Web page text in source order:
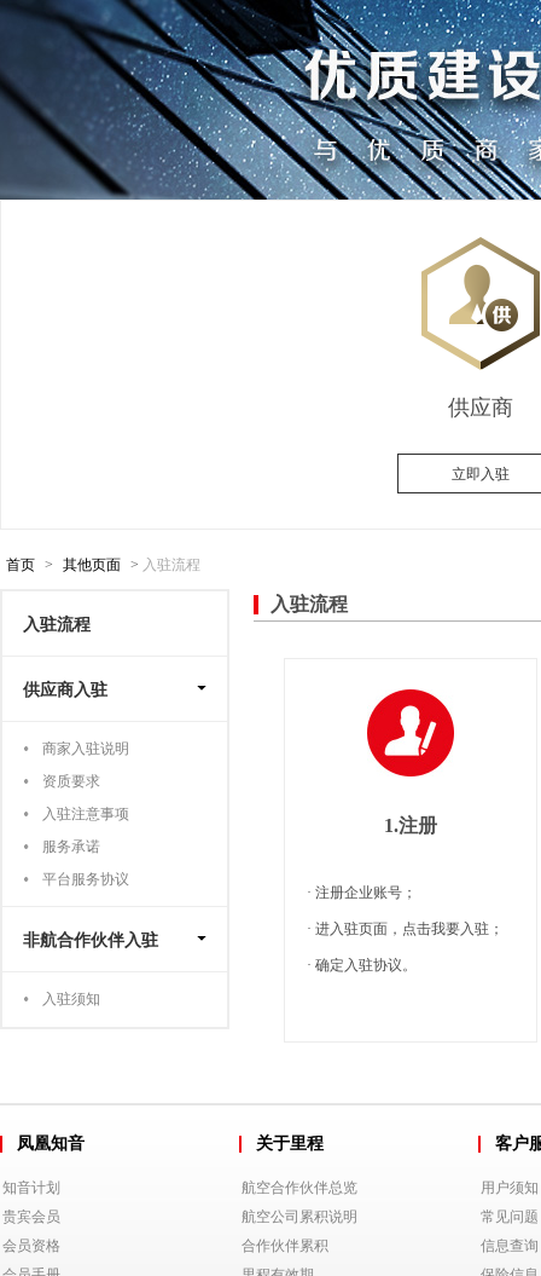
供应商
立即入驻
首页 > 其他页面 > 入驻流程
入驻流程
供应商入驻
商家入驻说明
资质要求
入驻注意事项
服务承诺
平台服务协议
非航合作伙伴入驻
入驻须知
入驻流程
1.注册
· 注册企业账号；
· 进入驻页面，点击我要入驻；
· 确定入驻协议。
凤凰知音
知音计划
贵宾会员
会员资格
关于里程
航空合作伙伴总览
航空公司累积说明
合作伙伴累积
客户
用户须知
常见问题
信息查询